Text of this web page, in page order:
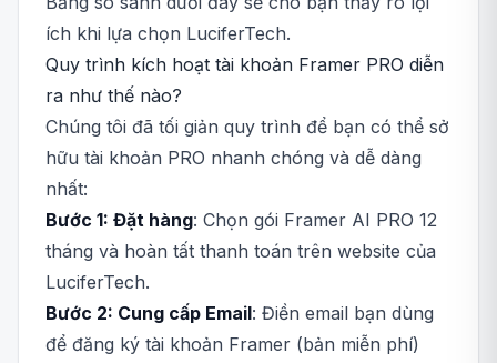
ích khi lựa chọn LuciferTech.
Quy trình kích hoạt tài khoản Framer PRO diễn
ra như thế nào?
Chúng tôi đã tối giản quy trình để bạn có thể sở
hữu tài khoản PRO nhanh chóng và dễ dàng
nhất:
Bước 1: Đặt hàng: Chọn gói Framer AI PRO 12
tháng và hoàn tất thanh toán trên website của
LuciferTech.
Bước 2: Cung cấp Email: Điền email bạn dùng
để đăng ký tài khoản Framer (bản miễn phí)